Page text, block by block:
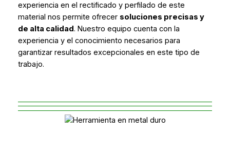
experiencia en el rectificado y perfilado de este
material nos permite ofrecer soluciones precisas y
de alta calidad. Nuestro equipo cuenta con la
experiencia y el conocimiento necesarios para
garantizar resultados excepcionales en este tipo de
trabajo.